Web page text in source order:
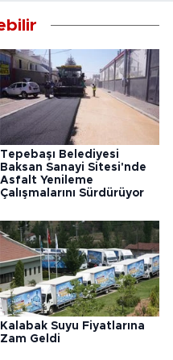
Tepebaşı Belediyesi
Baksan Sanayi Sitesi'nde
Asfalt Yenileme
Çalışmalarını Sürdürüyor
Kalabak Suyu Fiyatlarına
Zam Geldi